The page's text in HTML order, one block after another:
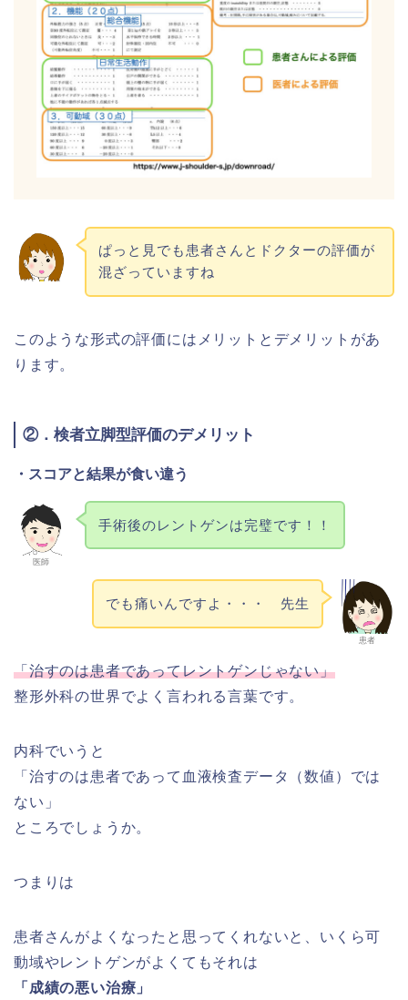
ぱっと見でも患者さんとドクターの評価が
混ざっていますね
このような形式の評価にはメリットとデメリットがあ
ります。
②．検者立脚型評価のデメリット
・スコアと結果が食い違う
医師
手術後のレントゲンは完璧です！！
患者
でも痛いんですよ・・・ 先生
「治すのは患者であってレントゲンじゃない」
整形外科の世界でよく言われる言葉です。
内科でいうと
「治すのは患者であって血液検査データ（数値）では
ない」
ところでしょうか。
つまりは
患者さんがよくなったと思ってくれないと、いくら可
動域やレントゲンがよくてもそれは
「成績の悪い治療」